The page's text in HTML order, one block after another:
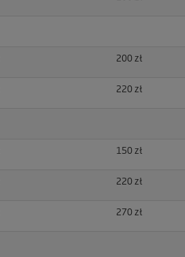
200 zł
220 zł
150 zł
220 zł
270 zł